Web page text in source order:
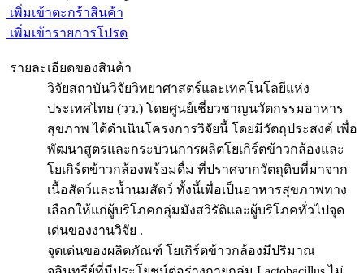
เพิ่มเข้าตะกร้าสินค้า
เพิ่มเข้ารายการโปรด
รายละเอียดของสินค้า
วิจัยสถาบันวิจัยวิทยาศาสตร์และเทคโนโลยีแห่ง
ประเทศไทย (วว.) โดยศูนย์เชี่ยวชาญนวัตกรรมอาหาร
สุขภาพ ได้ดำเนินโครงการวิจัยนี้ โดยมีวัตถุประสงค์ เพื่อ
พัฒนาสูตรและกระบวนการผลิตโยเกิร์ตข้าวกล้องและ
โยเกิร์ตข้าวกล้องพร้อมดื่ม ที่ปราศจากวัตถุดิบที่มาจาก
เนื้อสัตว์และน้ำนมสัตว์ ทั้งนี้เพื่อเป็นอาหารสุขภาพทาง
เลือกให้แก่ผู้บริโภคกลุ่มมังสวิรัติและผู้บริโภคทั่วไปจุด
เด่นของงานวิจัย .
จุดเด่นของผลิตภัณฑ์ โยเกิร์ตข้าวกล้องมีปริมาณ